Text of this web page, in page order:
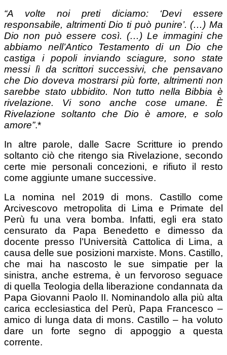
“A volte noi preti diciamo: ‘Devi essere
responsabile, altrimenti Dio ti può punire’. (…) Ma
Dio non può essere così. (…) Le immagini che
abbiamo nell’Antico Testamento di un Dio che
castiga i popoli inviando sciagure, sono state
messi lì da scrittori successivi, che pensavano
che Dio doveva mostrarsi più forte, altrimenti non
sarebbe stato ubbidito. Non tutto nella Bibbia è
rivelazione. Vi sono anche cose umane. È
Rivelazione soltanto che Dio è amore, e solo
amore”.*
In altre parole, dalle Sacre Scritture io prendo
soltanto ciò che ritengo sia Rivelazione, secondo
certe mie personali concezioni, e rifiuto il resto
come aggiunte umane successive.
La nomina nel 2019 di mons. Castillo come
Arcivescovo metropolita di Lima e Primate del
Perù fu una vera bomba. Infatti, egli era stato
censurato da Papa Benedetto e dimesso da
docente presso l’Università Cattolica di Lima, a
causa delle sue posizioni marxiste. Mons. Castillo,
che mai ha nascosto le sue simpatie per la
sinistra, anche estrema, è un fervoroso seguace
di quella Teologia della liberazione condannata da
Papa Giovanni Paolo II. Nominandolo alla più alta
carica ecclesiastica del Perù, Papa Francesco –
amico di lunga data di mons. Castillo – ha voluto
dare un forte segno di appoggio a questa
corrente.